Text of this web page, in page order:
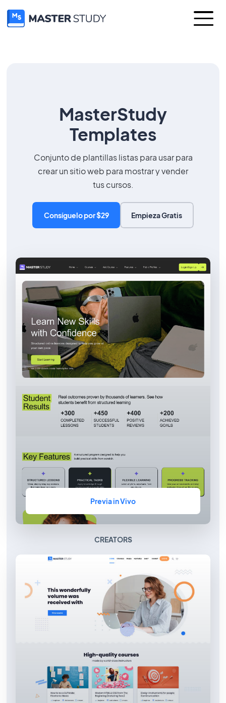
MasterStudy
Templates
Conjunto de plantillas listas para usar para
crear un sitio web para mostrar y vender
tus cursos.
Consíguelo por $29 Empieza Gratis
Previa in Vivo
CREATORS